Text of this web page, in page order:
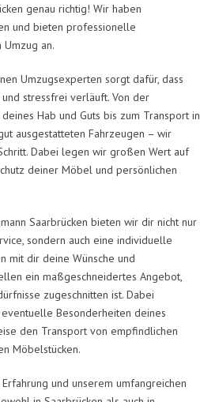
genau richtig! Wir haben
und bieten professionelle
an.
Umzugsexperten sorgt dafür, dass
stressfrei verläuft. Von der
Hab und Guts bis zum Transport in
ausgestatteten Fahrzeugen – wir
Dabei legen wir großen Wert auf
deiner Möbel und persönlichen
Saarbrücken bieten wir dir nicht nur
sondern auch eine individuelle
mit dir deine Wünsche und
ein maßgeschneidertes Angebot,
zugeschnitten ist. Dabei
Besonderheiten deines
den Transport von empfindlichen
Möbelstücken.
und unserem umfangreichen